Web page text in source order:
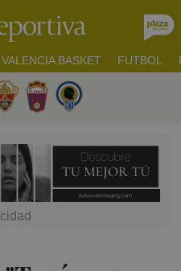
VALENCIA BASKET FUTBOL